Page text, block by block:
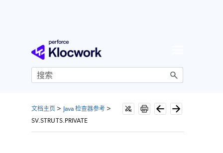
跳到主内容
文档主页 > Java 检查器参考 >
SV.STRUTS.PRIVATE